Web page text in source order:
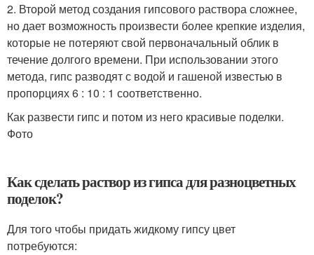
2. Второй метод создания гипсового раствора сложнее,
но дает возможность произвести более крепкие изделия,
которые не потеряют свой первоначальный облик в
течение долгого времени. При использовании этого
метода, гипс разводят с водой и гашеной известью в
пропорциях 6 : 10 : 1 соответственно.
Как развести гипс и потом из него красивые поделки.
Фото
Как сделать раствор из гипса для разноцветных
поделок?
Для того чтобы придать жидкому гипсу цвет
потребуются: